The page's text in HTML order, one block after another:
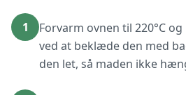
1
Forvarm ovnen til 220°C
ved at beklæde den med
den let, så maden ikke